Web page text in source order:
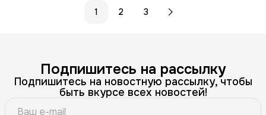
1 2 3
Подпишитесь на рассылку
Подпишитесь на новостную рассылку, чтобы
быть вкурсе всех новостей!